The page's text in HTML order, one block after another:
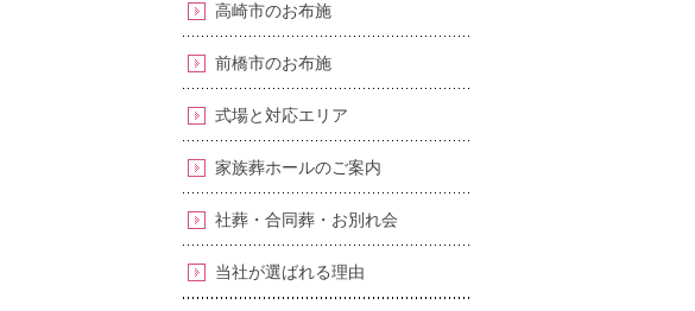
高崎市のお布施
前橋市のお布施
式場と対応エリア
家族葬ホールのご案内
社葬・合同葬・お別れ会
当社が選ばれる理由